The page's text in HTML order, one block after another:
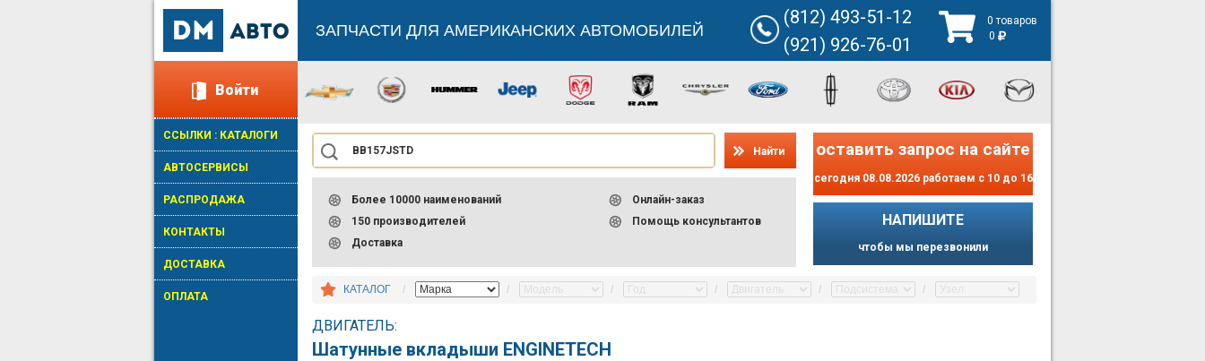
Войти
ССЫЛКИ : КАТАЛОГИ
АВТОСЕРВИСЫ
РАСПРОДАЖА
КОНТАКТЫ
ДОСТАВКА
ОПЛАТА
ЗАПЧАСТИ ДЛЯ АМЕРИКАНСКИХ АВТОМОБИЛЕЙ
(812) 493-51-12
(921) 926-76-01
0 товаров
0
Найти
Более 10000 наименований
150 производителей
Доставка
Онлайн-заказ
Помощь консультантов
оставить запрос на сайте
сегодня 08.08.2026 работаем с 10 до 16
НАПИШИТЕ
чтобы мы перезвонили
КАТАЛОГ
ДВИГАТЕЛЬ:
Шатунные вкладыши ENGINETECH